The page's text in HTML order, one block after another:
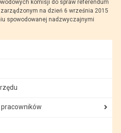
komisji do spraw referendum
na dzień 6 września 2015
spowodowanej nadzwyczajnymi